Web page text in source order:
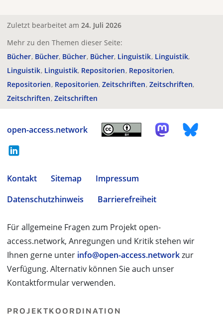
Zuletzt bearbeitet am 24. Juli 2026
Mehr zu den Themen dieser Seite:
Bücher Bücher Bücher Bücher Linguistik Linguistik
Linguistik Linguistik Repositorien Repositorien
Repositorien Repositorien Zeitschriften Zeitschriften
Zeitschriften Zeitschriften
open-access.network
Kontakt Sitemap
Impressum
Datenschutzhinweis
Barrierefreiheit
Für allgemeine Fragen zum Projekt open-
access.network, Anregungen und Kritik stehen wir
Ihnen gerne unter info@open-access.networkzur
Verfügung. Alternativ können Sie auch unser
Kontaktformular verwenden.
PROJEKTKOORDINATION